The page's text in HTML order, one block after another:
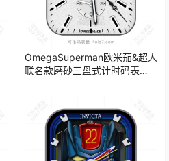
OmegaSuperman欧米茄&超人
联名款磨砂三盘式计时码表